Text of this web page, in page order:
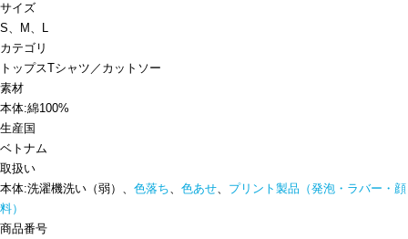
サイズ
S、M、L
カテゴリ
トップスTシャツ／カットソー
素材
本体:綿100%
生産国
ベトナム
取扱い
本体:洗濯機洗い（弱）、 色落ち、 色あせ、 プリント製品（発泡・ラバー・顔
料）
商品番号